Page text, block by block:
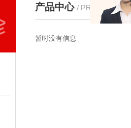
产品中心 / PRODUCTS
暂时没有信息